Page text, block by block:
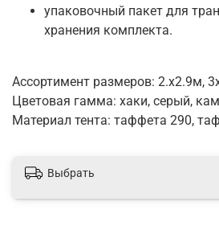
упаковочный пакет для
хранения комплекта.
Ассортимент размеров: 2.х2.9м,
Цветовая гамма: хаки, серый,
Материал тента: таффета 290,
Выбрать